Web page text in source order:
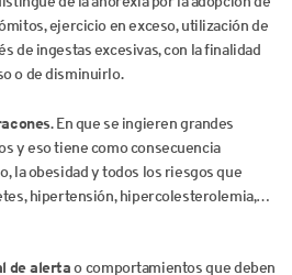
ejercicio en exceso, utilización de
de ingestas excesivas, con la finalidad
o de disminuirlo.
. En que se ingieren grandes
y eso tiene como consecuencia
la obesidad y todos los riesgos que
hipertensión, hipercolesterolemia,…
de alertao comportamientos que deben